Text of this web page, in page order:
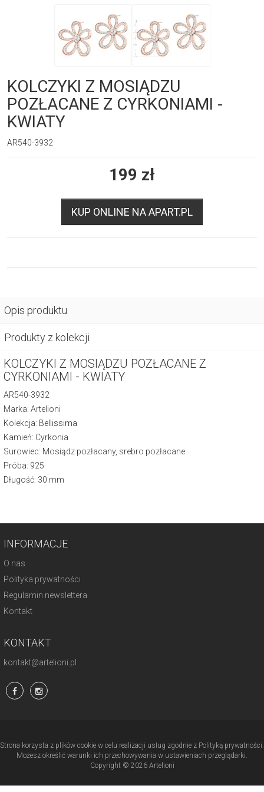
KOLCZYKI Z MOSIĄDZU
POZŁACANE Z CYRKONIAMI -
KWIATY
AR540-3932
199 zł
KUP ONLINE NA APART.PL
Opis produktu
Produkty z kolekcji
KOLCZYKI Z MOSIĄDZU POZŁACANE Z
CYRKONIAMI - KWIATY
AR540-3932
Marka: Artelioni
Kolekcja: Bellissima
Kamień: Cyrkonia
Surowiec: Mosiądz pozłacany, srebro pozłacane
Próba: 925
Długość: 30 mm
INFORMACJE
O nas
Polityka prywatności
Regulamin newslettera
Kontakt
KONTAKT
kontakt@artelioni.pl
Strona korzysta z plików cookie w celu realizacji usług zgodnie z Polityką prywatności.
Możesz określić warunki ich przechowywania w ustawieniach przeglądarki.
Copyright © 2026 Artelioni